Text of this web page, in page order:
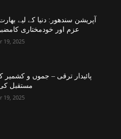
آپریشن سندھور: دنیا کے لیے
عزم اور خودمختاری
19, 2025
پائیدار ترقی – جموں و
مستقبل
19, 2025